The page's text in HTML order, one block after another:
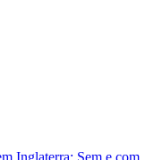
Inglaterra; Sem e com